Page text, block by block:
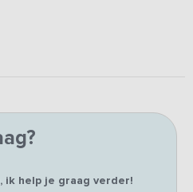
ik help je graag verder!